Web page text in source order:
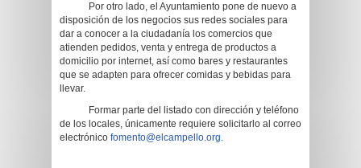
Por otro lado, el Ayuntamiento pone de nuevo a
disposición de los negocios sus redes sociales para
dar a conocer a la ciudadanía los comercios que
atienden pedidos, venta y entrega de productos a
domicilio por internet, así como bares y restaurantes
que se adapten para ofrecer comidas y bebidas para
llevar.
Formar parte del listado con dirección y teléfono
de los locales, únicamente requiere solicitarlo al correo
electrónico fomento@elcampello.org.